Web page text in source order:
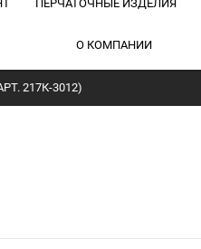
ПЕРЧАТОЧНЫЕ ИЗДЕЛИЯ
О КОМПАНИИ
217К-3012)